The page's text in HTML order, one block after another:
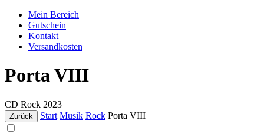
Mein Bereich
Gutschein
Kontakt
Versandkosten
Porta VIII
CD Rock 2023
Zurück Start Musik Rock Porta VIII